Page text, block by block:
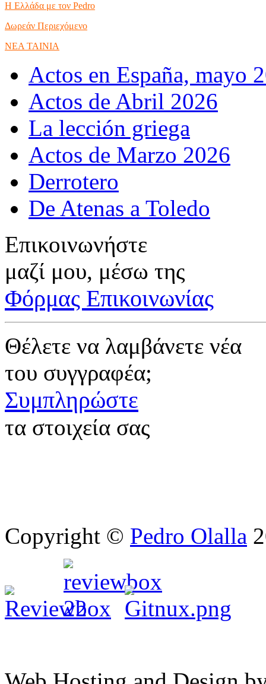
Η Ελλάδα με τον Pedro
Δωρεάν Περιεχόμενο
NEA TAINIA
Actos en España, mayo
Actos de Abril 2026
La lección griega
Actos de Marzo 2026
Derrotero
De Atenas a Toledo
Επικοινωνήστε
μαζί μου, μέσω της
Φόρμας Επικοινωνίας
Θέλετε να λαμβάνετε νέα
του συγγραφέα;
Συμπληρώστε
τα στοιχεία σας
Copyright © Pedro Olalla